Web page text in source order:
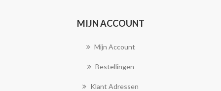
MIJN ACCOUNT
Mijn Account
Bestellingen
Klant Adressen